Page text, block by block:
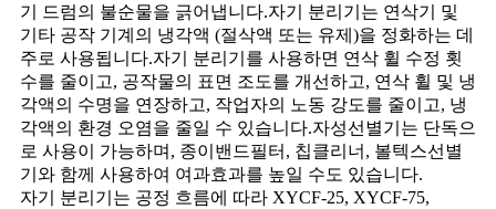
기 드럼의 불순물을 긁어냅니다.자기 분리기는 연삭기 및
기타 공작 기계의 냉각액 (절삭액 또는 유제)을 정화하는 데
주로 사용됩니다.자기 분리기를 사용하면 연삭 휠 수정 횟
수를 줄이고, 공작물의 표면 조도를 개선하고, 연삭 휠 및 냉
각액의 수명을 연장하고, 작업자의 노동 강도를 줄이고, 냉
각액의 환경 오염을 줄일 수 있습니다.자성선별기는 단독으
로 사용이 가능하며, 종이밴드필터, 칩클리너, 볼텍스선별
기와 함께 사용하여 여과효과를 높일 수도 있습니다.
자기 분리기는 공정 흐름에 따라 XYCF-25, XYCF-75,